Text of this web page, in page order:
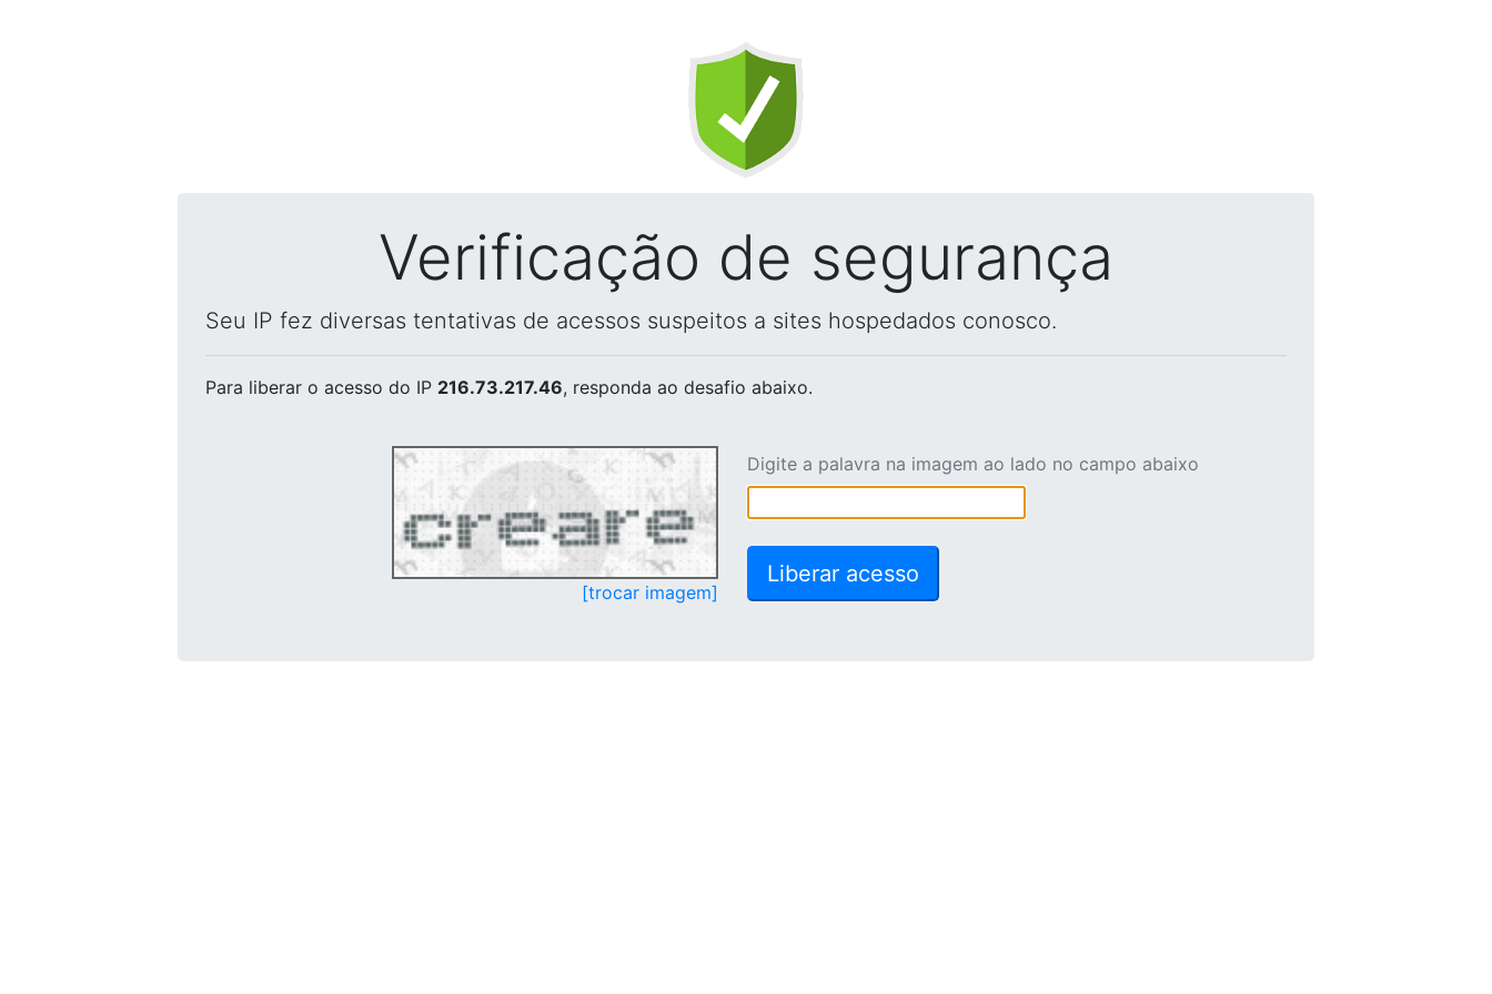
Verificação de segurança
Seu IP fez diversas tentativas de acessos suspeitos a sites hospedados conosco.
Para liberar o acesso do IP 216.73.217.46, responda ao desafio abaixo.
[trocar imagem]
Digite a palavra na imagem ao lado no campo abaixo